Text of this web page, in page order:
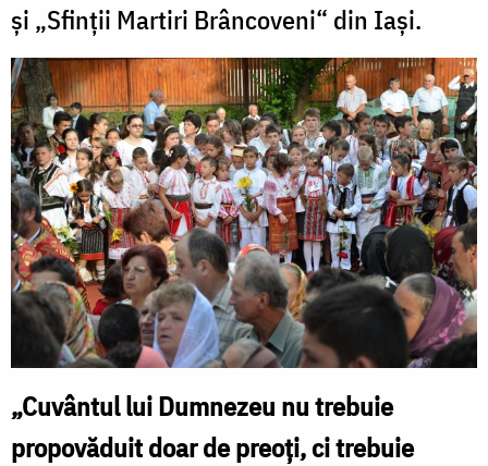
şi „Sfinţii Martiri Brâncoveni“ din Iaşi.
„Cuvântul lui Dumnezeu nu trebuie
propovăduit doar de preoți, ci trebuie